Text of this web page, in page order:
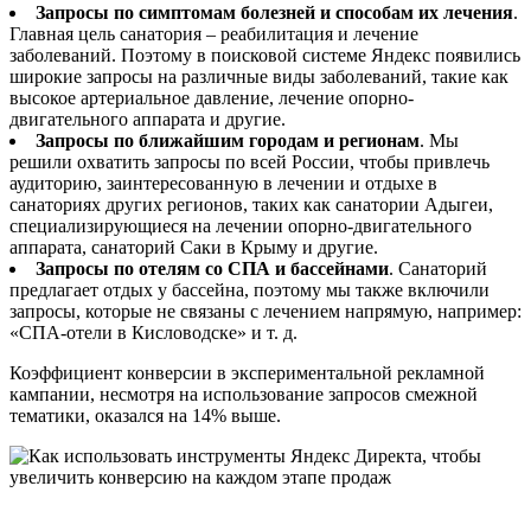
Запросы по симптомам болезней и способам их лечения.
Главная цель санатория – реабилитация и лечение
заболеваний. Поэтому в поисковой системе Яндекс появились
широкие запросы на различные виды заболеваний, такие как
высокое артериальное давление, лечение опорно-
двигательного аппарата и другие.
Запросы по ближайшим городам и регионам. Мы
решили охватить запросы по всей России, чтобы привлечь
аудиторию, заинтересованную в лечении и отдыхе в
санаториях других регионов, таких как санатории Адыгеи,
специализирующиеся на лечении опорно-двигательного
аппарата, санаторий Саки в Крыму и другие.
Запросы по отелям со СПА и бассейнами. Санаторий
предлагает отдых у бассейна, поэтому мы также включили
запросы, которые не связаны с лечением напрямую, например:
«СПА-отели в Кисловодске» и т. д.
Коэффициент конверсии в экспериментальной рекламной
кампании, несмотря на использование запросов смежной
тематики, оказался на 14% выше.